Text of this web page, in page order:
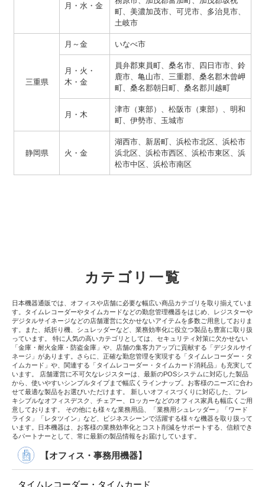
月・水・金
町、美濃加茂市、可児市、多治見市、
土岐市
三重県
月～金 いなべ市
月・火・
木・金
員弁郡東員町、桑名市、四日市市、鈴
鹿市、亀山市、三重郡、桑名郡木曾岬
町、桑名郡朝日町、桑名郡川越町
月・木
津市（東部）、松阪市（東部）、明和
町、伊勢市、玉城市
静岡県 火・金
湖西市、新居町、浜松市北区、浜松市
浜北区、浜松市西区、浜松市東区、浜
松市中区、浜松市南区
カテゴリ一覧
日本機器通販では、オフィスや店舗に必要な幅広い商品カテゴリを取り揃えていま
す。タイムレコーダーやタイムカードなどの勤怠管理機器をはじめ、レジスターや
デジタルサイネージなどの店舗運営に欠かせないアイテムを多数ご用意しておりま
す。また、紙折り機、シュレッダーなど、業務効率化に役立つ製品も豊富に取り扱
っています。 特に人気の高いカテゴリとしては、セキュリティ対策に欠かせない
「金庫・耐火金庫・防盗金庫」や、店舗の集客力アップに貢献する「デジタルサイ
ネージ」があります。さらに、正確な勤怠管理を実現する「タイムレコーダー・タ
イムカード」や、関連する「タイムレコーダー・タイムカード消耗品」も充実して
います。 店舗運営に不可欠なレジスターは、最新のPOSシステムに対応した製品
から、使いやすいシンプルタイプまで幅広くラインナップ。お客様のニーズに合わ
せて最適な製品をお選びいただけます。 新しいオフィスづくりに対応した、フレ
キシブルなオフィスデスク、チェアー、ロッカーなどのオフィス家具も幅広くご用
意しております。 その他にも様々な業務用品、「業務用シュレッダー」「ワード
ライタ」「レタツイン」など、ビジネスシーンで活躍する様々な機器を取り扱って
います。日本機器は、お客様の業務効率化とコスト削減をサポートする、信頼でき
るパートナーとして、常に最新の製品情報をお届けしています。
【オフィス・事務用機器】
タイムレコーダー・タイムカード